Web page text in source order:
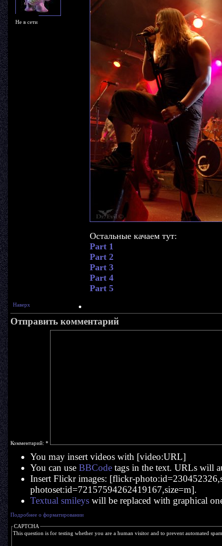
Не в сети
Остальные качаем тут:
Part 1
Part 2
Part 3
Part 4
Part 5
Наверх
Отправить комментарий
Комментарий: *
You may insert videos with [video:URL]
You can use BBCodetags in the text. URLs will
Insert Flickr images: [flickr-
photoset:id=72157594262419167,size=m].
Textual smileyswill be replaced with graphical
Подробнее о форматировании
CAPTCHA
This question is for testing whether you are a human visitor and to prevent automated